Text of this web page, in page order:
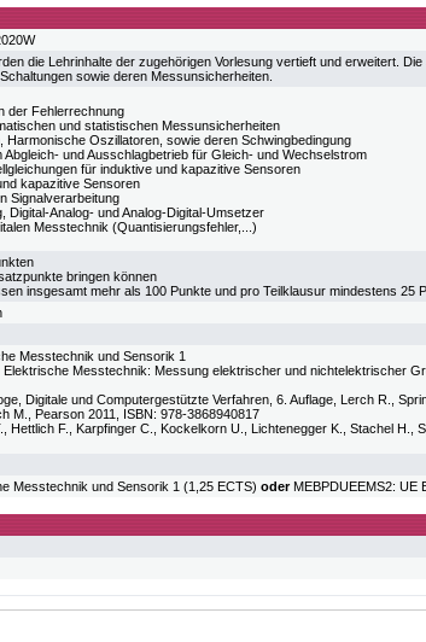
die Lehrinhalte der zugehörigen Vorlesung vertieft und erweitert.
sowie deren Messunsicherheiten.
der Fehlerrechnung
und statistischen Messunsicherheiten
Harmonische Oszillatoren, sowie deren Schwingbedingung
und Ausschlagbetrieb für Gleich- und Wechselstrom
für induktive und kapazitive Sensoren
kapazitive Sensoren
Signalverarbeitung
Digital-Analog- und Analog-Digital-Umsetzer
Messtechnik (Quantisierungsfehler,...)
bringen können
insgesamt mehr als 100 Punkte und pro Teilklausur mindestens 25
Messtechnik und Sensorik 1
Elektrische Messtechnik: Messung elektrischer und nichtelektrischer
Digitale und Computergestützte Verfahren, 6. Auflage, Lerch R.,
M., Pearson 2011, ISBN: 978-3868940817
Hettlich F., Karpfinger C., Kockelkorn U., Lichtenegger K., Stachel H.,
Messtechnik und Sensorik 1 (1,25 ECTS) oderMEBPDUEEMS2: UE